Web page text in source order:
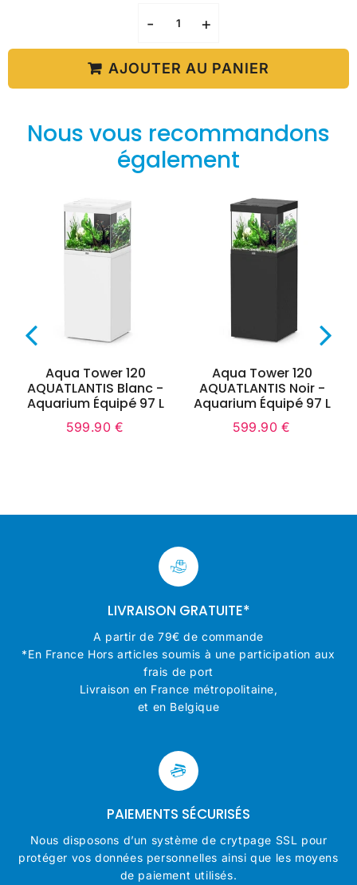
- +
AJOUTER AU PANIER
Nous vous recommandons
également
Aqua Tower 120
AQUATLANTIS Blanc -
Aquarium Équipé 97 L
Prix
599.90 €
Aqua Tower 120
AQUATLANTIS Noir -
Aquarium Équipé 97 L
Prix
599.90 €
LIVRAISON GRATUITE*
A partir de 79€ de commande
*En France Hors articles soumis à une participation aux
frais de port
Livraison en France métropolitaine,
et en Belgique
PAIEMENTS SÉCURISÉS
Nous disposons d’un système de crytpage SSL pour
protéger vos données personnelles ainsi que les moyens
de paiement utilisés.